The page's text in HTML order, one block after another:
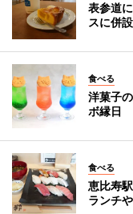
表参道
スに併設
食べる
洋菓子
ボ縁日
食べる
恵比寿
ランチ